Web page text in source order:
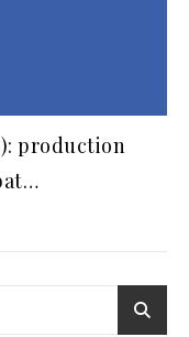
production